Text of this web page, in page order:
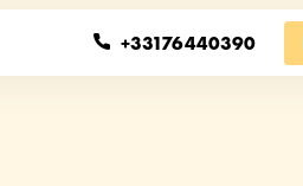
+33176440390